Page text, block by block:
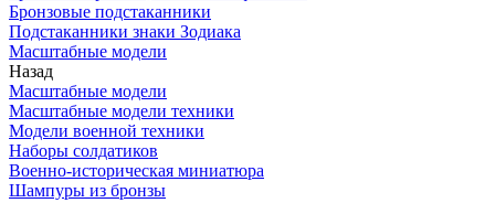
Бронзовые подстаканники
Подстаканники знаки Зодиака
Масштабные модели
Назад
Масштабные модели
Масштабные модели техники
Модели военной техники
Наборы солдатиков
Военно-историческая миниатюра
Шампуры из бронзы